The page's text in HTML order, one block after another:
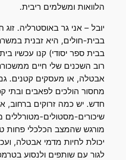
הלוואות ומשלמים ריבית.
יובל – אני גר באוסטרליה. זוג
בבית-חולים, היא זבנית במשרה
בבית ספר יסודי) קנו עכשיו בית
רוב השכנים שלי חיים
אבטלה, או מעסקים קטנים. גם
מחסור הולכים לפאבים ובתי
חדש. יש כמה זרוקים ברחוב,
שיכורים-מסטולים-מטורללים
מורגש שהמצב הכלכלי פחות
יכולת לחיות מדמי אבטלה,
לגור עם שותפים ולנסוע